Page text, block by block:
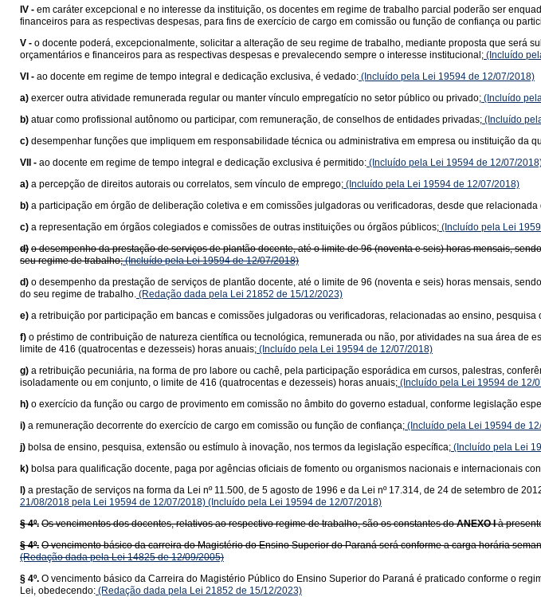
IV - em caráter excepcional e no interesse da instituição, os docentes em regime de trabalho parcial poderão ser
financeiros para as respectivas despesas, para fins de exercício de cargo em comissão ou função de confiança ou
V - o docente poderá, excepcionalmente, solicitar a alteração de seu regime de trabalho, mediante proposta que
orçamentários e financeiros para as respectivas despesas e prevalecendo sempre o interesse institucional; (Incluído
VI - ao docente em regime de tempo integral e dedicação exclusiva, é vedado: (Incluído pela Lei 19594 de 12/07/2018)
a) exercer outra atividade remunerada regular ou manter vínculo empregatício no setor público ou privado; (Incluído
b) atuar como profissional autônomo ou participar, com remuneração, de conselhos de entidades privadas; (Incluído
c) desempenhar funções que impliquem em responsabilidade técnica ou administrativa em empresa ou instituição da
VII - ao docente em regime de tempo integral e dedicação exclusiva é permitido: (Incluído pela Lei 19594 de 12/07/
a) a percepção de direitos autorais ou correlatos, sem vínculo de emprego; (Incluído pela Lei 19594 de 12/07/2018)
b) a participação em órgão de deliberação coletiva e em comissões julgadoras ou verificadoras, desde que
c) a representação em órgãos colegiados e comissões de outras instituições ou órgãos públicos; (Incluído pela Lei
d) o desempenho da prestação de serviços de plantão docente, até o limite de 96 (noventa e seis) horas mensais,
seu regime de trabalho;(Incluído pela Lei 19594 de 12/07/2018)
d) o desempenho da prestação de serviços de plantão docente, até o limite de 96 (noventa e seis) horas mensais,
do seu regime de trabalho. (Redação dada pela Lei 21852 de 15/12/2023)
e) a retribuição por participação em bancas e comissões julgadoras ou verificadoras, relacionadas ao ensino,
f) o préstimo de contribuição de natureza científica ou tecnológica, remunerada ou não, por atividades na sua área
limite de 416 (quatrocentas e dezesseis) horas anuais; (Incluído pela Lei 19594 de 12/07/2018)
g) a retribuição pecuniária, na forma de pro labore ou cachê, pela participação esporádica em cursos, palestras,
isoladamente ou em conjunto, o limite de 416 (quatrocentas e dezesseis) horas anuais; (Incluído pela Lei 19594 de 12/
h) o exercício da função ou cargo de provimento em comissão no âmbito do governo estadual, conforme legislação
i) a remuneração decorrente do exercício de cargo em comissão ou função de confiança; (Incluído pela Lei 19594 de
j) bolsa de ensino, pesquisa, extensão ou estímulo à inovação, nos termos da legislação específica; (Incluído pela Lei
k) bolsa para qualificação docente, paga por agências oficiais de fomento ou organismos nacionais e internacionais
l) a prestação de serviços na forma da Lei nº 11.500, de 5 agosto de 1996 e da Lei nº 17.314, de 24 de setembro de
21/08/2018 pela Lei 19594 de 12/07/2018) (Incluído pela Lei 19594 de 12/07/2018)
§ 4º. Os vencimentos dos docentes, relativos ao respectivo regime de trabalho, são os constantes doANEXO Ià
§ 4º. O vencimento básico da carreira do Magistério do Ensino Superior do Paraná será conforme a carga horária
(Redação dada pela Lei 14825 de 12/09/2005)
§ 4º. O vencimento básico da Carreira do Magistério Público do Ensino Superior do Paraná é praticado conforme o
Lei, obedecendo: (Redação dada pela Lei 21852 de 15/12/2023)